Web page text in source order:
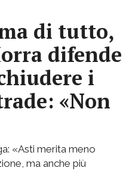
di tutto,
difende
i
«Non
«Asti merita meno
ma anche più